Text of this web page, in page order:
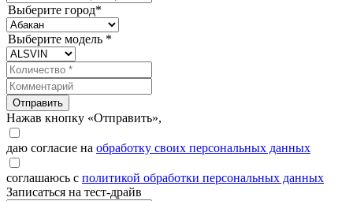
Выберите город*
Выберите модель *
Отправить
Нажав кнопку «Отправить»,
даю согласие на обработку своих персональных данных
соглашаюсь с политикой обработки персональных данных
Записаться на тест-драйв